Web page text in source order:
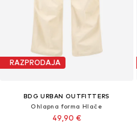
RAZPRODAJA
BDG URBAN OUTFITTERS
Ohlapna forma Hlače
49,90 €